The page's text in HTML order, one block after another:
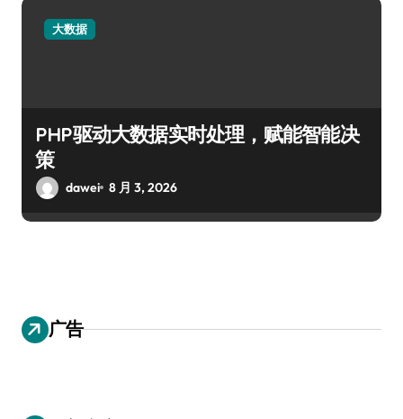
大数据
PHP驱动大数据实时处理，赋能智能决
策
dawei 8 月 3, 2026
广告